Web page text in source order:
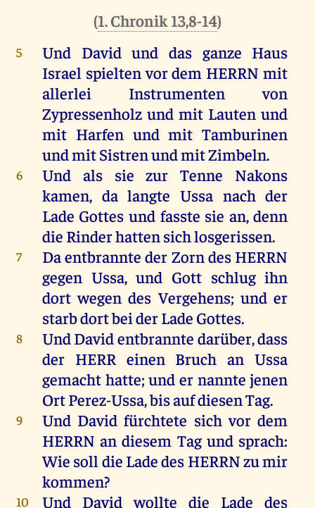
(1. Chronik 13,8-14)
5 Und David und das ganze Haus
Israel spielten vor dem HERRN mit
allerlei Instrumentenvon
Zypressenholz und mit Lauten und
mit Harfen und mit Tamburinen
undmitSistrenundmitZimbeln.
6 Und als sie zur Tenne Nakons
kamen, da langte Ussa nach der
Lade Gottes undfasste sie an,denn
die Rinderhattensichlosgerissen.
7 Daentbrannte der Zorndes HERRN
gegenUssa,und Gott schlug ihn
dort wegen des Vergehens; und er
starbdortbeiderLade Gottes.
8 UndDavidentbrannte darüber, dass
der HERR einenBruchan Ussa
gemacht hatte;und er nannte jenen
OrtPerez-Ussa,bisaufdiesenTag.
9 Und David fürchtete sich vor dem
HERRN an diesem Tag und sprach:
Wie soll die Ladedes HERRNzumir
kommen?
10 Und David wollte die Lade des